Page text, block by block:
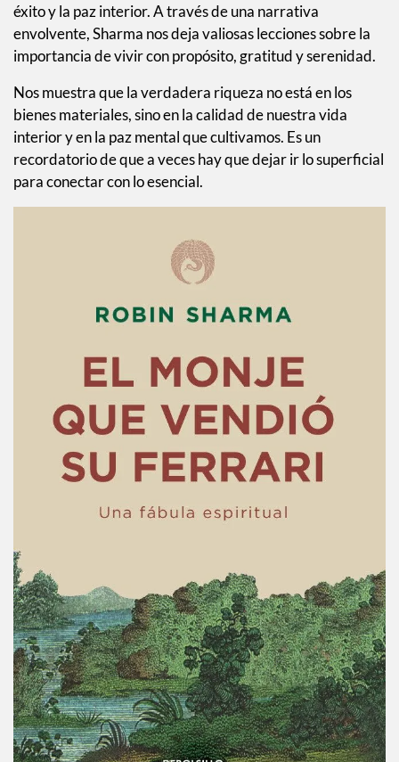
éxito y la paz interior. A través de una narrativa
envolvente, Sharma nos deja valiosas lecciones sobre la
importancia de vivir con propósito, gratitud y serenidad.
Nos muestra que la verdadera riqueza no está en los
bienes materiales, sino en la calidad de nuestra vida
interior y en la paz mental que cultivamos. Es un
recordatorio de que a veces hay que dejar ir lo superficial
para conectar con lo esencial.